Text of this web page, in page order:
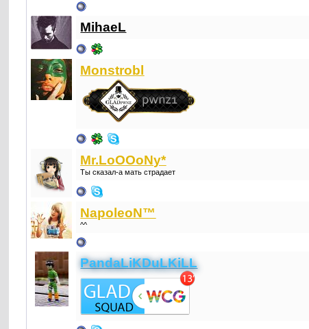
MihaeL
Monstrоbl
Mr.LoOOoNy*
Ты сказал-а мать страдает
NapoleoN™
^^
PandaLiKDuLKiLL